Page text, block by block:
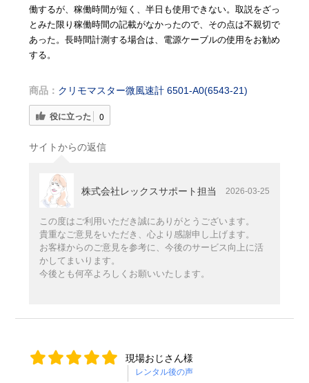
働するが、稼働時間が短く、半日も使用できない。取説をざっ
とみた限り稼働時間の記載がなかったので、その点は不親切で
あった。長時間計測する場合は、電源ケーブルの使用をお勧め
する。
商品： クリモマスター微風速計 6501-A0(6543-21)
役に立った 0
サイトからの返信
株式会社レックスサポート担当 2026-03-25
この度はご利用いただき誠にありがとうございます。
貴重なご意見をいただき、心より感謝申し上げます。
お客様からのご意見を参考に、今後のサービス向上に活
かしてまいります。
今後とも何卒よろしくお願いいたします。
現場おじさん様